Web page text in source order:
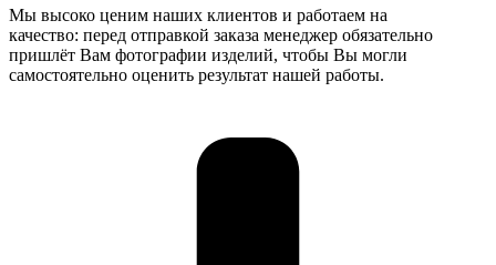
Мы высоко ценим наших клиентов и работаем на
качество: перед отправкой заказа менеджер обязательно
пришлёт Вам фотографии изделий, чтобы Вы могли
самостоятельно оценить результат нашей работы.